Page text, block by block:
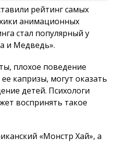
рейтинг самых
анимационных
стал популярный у
и Медведь».
плохое поведение
капризы, могут оказать
детей. Психологи
воспринять такое
«Монстр Хай», а